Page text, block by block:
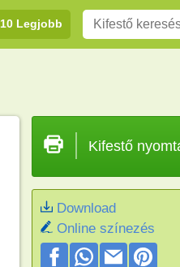
10 Legjobb
Kifestő
Download
Online színezés